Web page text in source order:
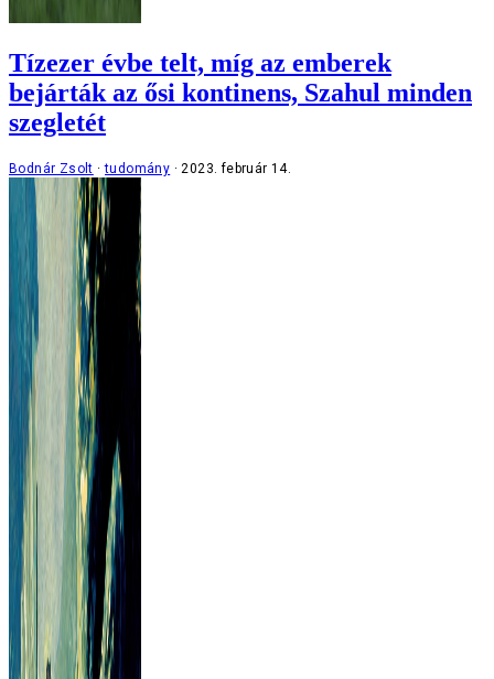
Tízezer évbe telt, míg az emberek
bejárták az ősi kontinens, Szahul minden
szegletét
Bodnár Zsolt tudomány 2023. február 14.